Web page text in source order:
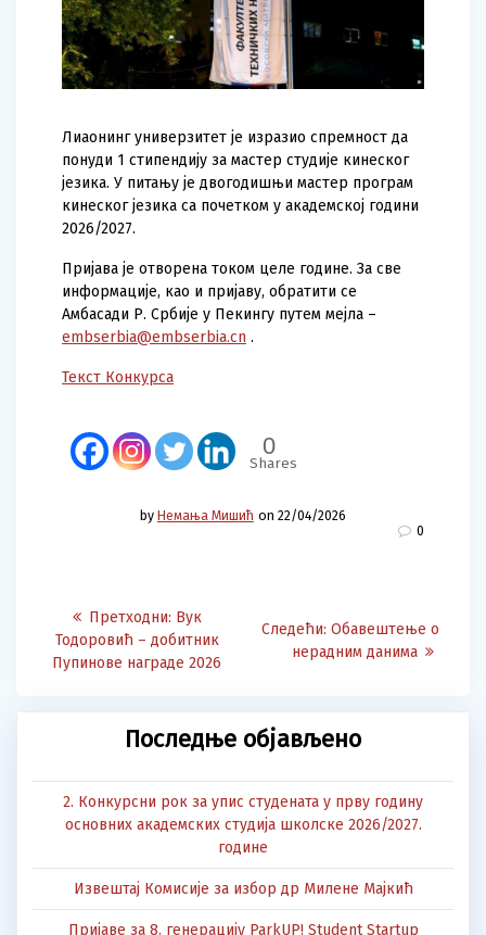
Лиаонинг универзитет је изразио спремност да
понуди 1 стипендију за мастер студије кинеског
језика. У питању је двогодишњи мастер програм
кинеског језика са почетком у академској години
2026/2027.
Пријава је отворена током целе године. За све
информације, као и пријаву, обратити се
Амбасади Р. Србије у Пекингу путем мејла –
embserbia@embserbia.cn .
Текст Конкурса
0
Shares
by Немања Мишић on 22/04/2026
0
Post
navigation
Претходни: Претходна
објава:
Вук
Тодоровић – добитник
Пупинове награде 2026
Следећи: Следећа
објава:
Обавештење о
нерадним данима
Последње објављено
2. Конкурсни рок за упис студената у прву годину
основних академских студија школске 2026/2027.
године
Извештај Комисије за избор др Милене Мајкић
Пријаве за 8. генерацију ParkUP! Student Startup